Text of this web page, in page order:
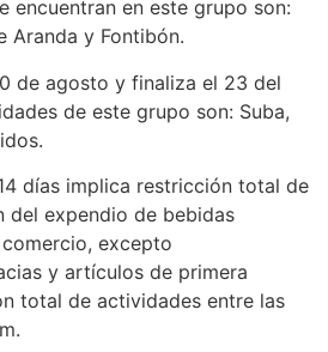
encuentran en este grupo son:
Aranda y Fontibón.
de agosto y finaliza el 23 del
de este grupo son: Suba,
días implica restricción total de
del expendio de bebidas
excepto
y artículos de primera
total de actividades entre las